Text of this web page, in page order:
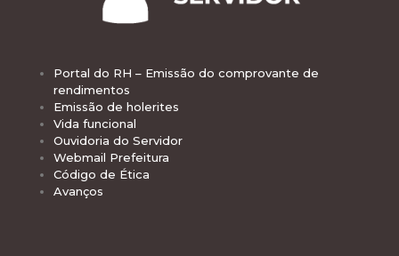
Portal do RH – Emissão do comprovante de
rendimentos
Emissão de holerites
Vida funcional
Ouvidoria do Servidor
Webmail Prefeitura
Código de Ética
Avanços